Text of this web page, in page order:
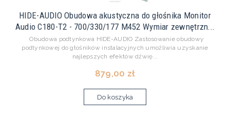
HIDE-AUDIO Obudowa akustyczna do głośnika Monitor
Audio C180-T2 - 700/330/177 M452 Wymiar zewnętrzn...
Obudowa podtynkowa HIDE-AUDIO Zastosowanie obudowy
podtynkowej do głośników instalacyjnych umożliwia uzyskanie
najlepszych efektów dźwię...
879,00 zł
Do koszyka